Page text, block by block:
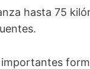
hasta 75